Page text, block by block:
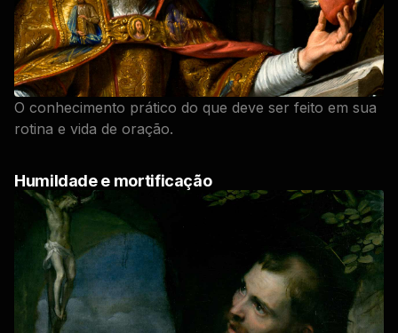
O conhecimento prático do que deve ser feito em sua
rotina e vida de oração.
Humildade e mortificação